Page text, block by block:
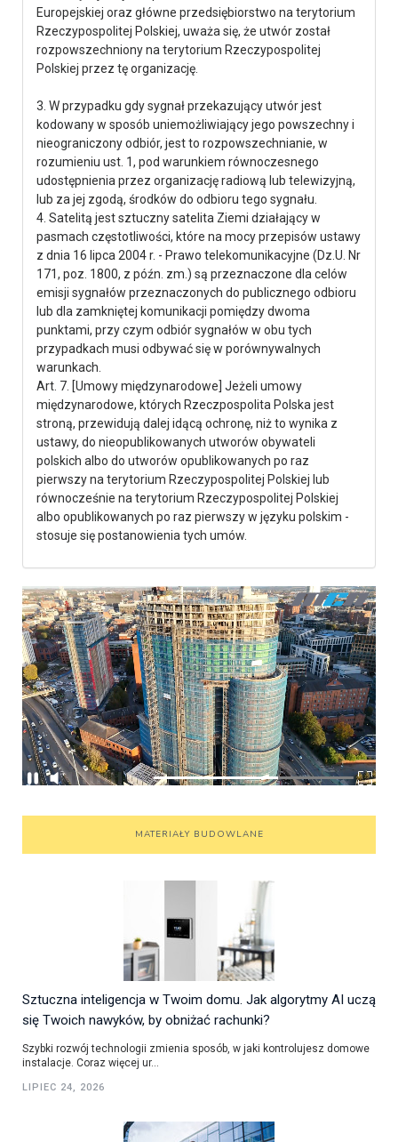
Europejskiej oraz główne przedsiębiorstwo na terytorium
Rzeczypospolitej Polskiej, uważa się, że utwór został
rozpowszechniony na terytorium Rzeczypospolitej
Polskiej przez tę organizację.
3. W przypadku gdy sygnał przekazujący utwór jest
kodowany w sposób uniemożliwiający jego powszechny i
nieograniczony odbiór, jest to rozpowszechnianie, w
rozumieniu ust. 1, pod warunkiem równoczesnego
udostępnienia przez organizację radiową lub telewizyjną,
lub za jej zgodą, środków do odbioru tego sygnału.
4. Satelitą jest sztuczny satelita Ziemi działający w
pasmach częstotliwości, które na mocy przepisów ustawy
z dnia 16 lipca 2004 r. - Prawo telekomunikacyjne (Dz.U. Nr
171, poz. 1800, z późn. zm.) są przeznaczone dla celów
emisji sygnałów przeznaczonych do publicznego odbioru
lub dla zamkniętej komunikacji pomiędzy dwoma
punktami, przy czym odbiór sygnałów w obu tych
przypadkach musi odbywać się w porównywalnych
warunkach.
Art. 7. [Umowy międzynarodowe] Jeżeli umowy
międzynarodowe, których Rzeczpospolita Polska jest
stroną, przewidują dalej idącą ochronę, niż to wynika z
ustawy, do nieopublikowanych utworów obywateli
polskich albo do utworów opublikowanych po raz
pierwszy na terytorium Rzeczypospolitej Polskiej lub
równocześnie na terytorium Rzeczypospolitej Polskiej
albo opublikowanych po raz pierwszy w języku polskim -
stosuje się postanowienia tych umów.
MATERIAŁY BUDOWLANE
Sztuczna inteligencja w Twoim domu. Jak algorytmy AI uczą
się Twoich nawyków, by obniżać rachunki?
Szybki rozwój technologii zmienia sposób, w jaki kontrolujesz domowe
instalacje. Coraz więcej ur...
LIPIEC 24, 2026